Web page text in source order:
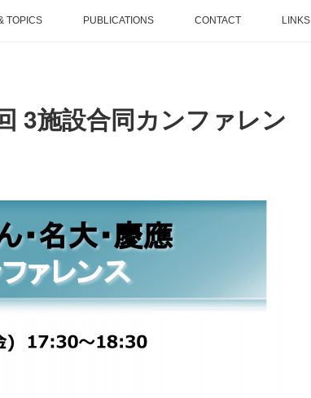
TOPICS PUBLICATIONS CONTACT LINKS
3施設合同カンファレン